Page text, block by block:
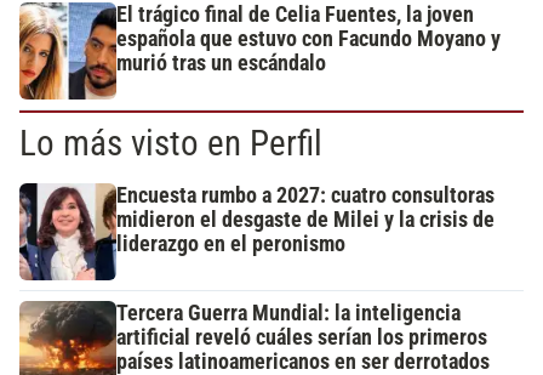
El trágico final de Celia Fuentes, la joven
española que estuvo con Facundo Moyano y
murió tras un escándalo
Lo más visto en Perfil
Encuesta rumbo a 2027: cuatro consultoras
midieron el desgaste de Milei y la crisis de
liderazgo en el peronismo
Tercera Guerra Mundial: la inteligencia
artificial reveló cuáles serían los primeros
países latinoamericanos en ser derrotados